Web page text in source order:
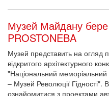
Музей Майдану бере
PROSTONEBA
Музей представить на огляд
відкритого архітектурного
"Національний меморіальний
– Музей Революції Гідності".
ознайомитися з проектами